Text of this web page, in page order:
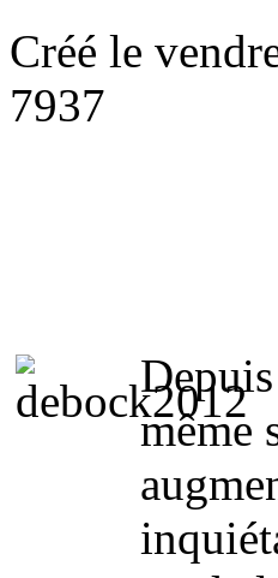
Créé le
7937
même